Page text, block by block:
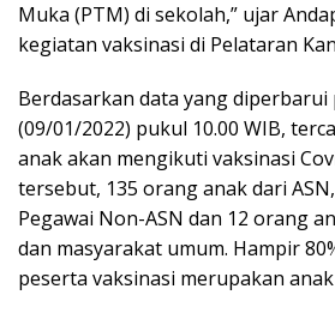
Muka (PTM) di sekolah,” ujar
kegiatan vaksinasi di Pelataran
Berdasarkan data yang diperbarui
(09/01/2022) pukul 10.00 WIB,
anak akan mengikuti vaksinasi
tersebut, 135 orang anak dari
Pegawai Non-ASN dan 12 orang
dan masyarakat umum. Hampir
peserta vaksinasi merupakan